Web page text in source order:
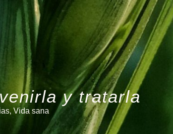
y tratarla
, Vida sana